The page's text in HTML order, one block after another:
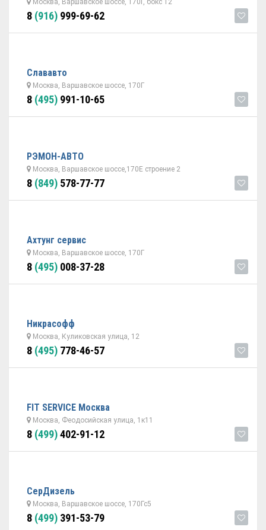
Москва, Варшавское шоссе, 170Г, бокс 12
8 (916) 999-69-62
Слававто
Москва, Варшавское шоссе, 170Г
8 (495) 991-10-65
РЭМОН-АВТО
Москва, Варшавское шоссе,170Е строение 2
8 (849) 578-77-77
Ахтунг сервис
Москва, Варшавское шоссе, 170Г
8 (495) 008-37-28
Никрасофф
Москва, Куликовская улица, 12
8 (495) 778-46-57
FIT SERVICE Москва
Москва, Феодосийская улица, 1к11
8 (499)402-91-12
СерДизель
Москва, Варшавское шоссе, 170Гс5
8 (499) 391-53-79